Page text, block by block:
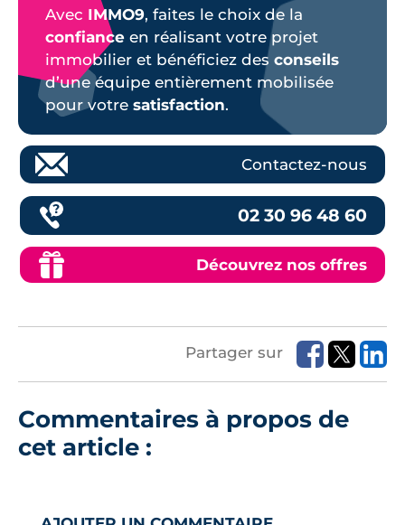
Avec IMMO9, faites le choix de la
confiance en réalisant votre projet
immobilier et bénéficiez des conseils
d’une équipe entièrement mobilisée
pour votre satisfaction.
Contactez-nous
02 30 96 48 60
Découvrez nos offres
Partager sur
Commentaires à propos de
cet article :